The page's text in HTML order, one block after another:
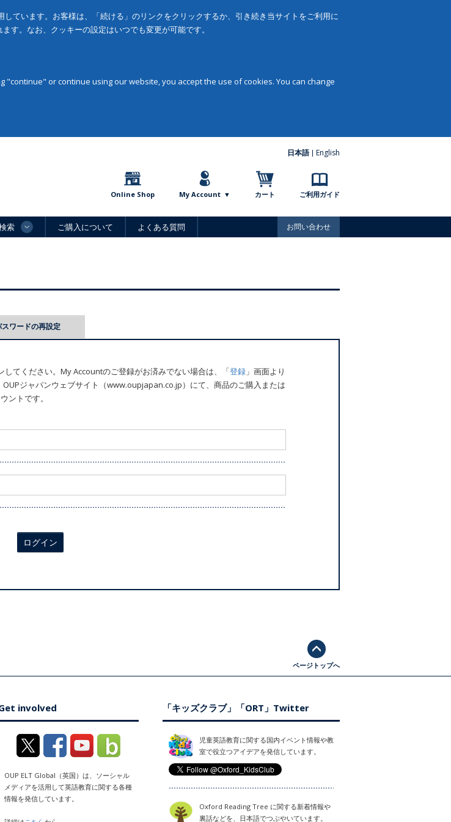
ています。お客様は、「続ける」のリンクをクリックするか、引き続き当サイトをご利用に
す。なお、クッキーの設定はいつでも変更が可能です。
or continue using our website, you accept the use of cookies. You can change
日本語 English
Online Shop My Account カート ご利用ガイド
索 ご購入について よくある質問 お問い合わせ
スワードの再設定
てください。My Accountのご登録がお済みでない場合は、「登録 」画面より
ジャパンウェブサイト（www.oupjapan.co.jp）にて、商品のご購入または
ントです。
ログイン
ページトップへ
involved
OUP ELT Global（英国）は、ソーシャル
メディアを活用して英語教育に関する各種
情報を発信しています。
「キッズクラブ」「ORT」Twitter
児童英語教育に関する国内イベント情報や教
室で役立つアイデアを発信しています。
Oxford Reading Tree に関する新着情報や
裏話などを、日本語でつぶやいています。